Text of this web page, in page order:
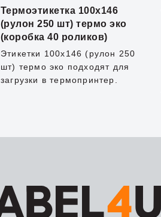
Термоэтикетка 100x146
(рулон 250 шт) термо эко
(коробка 40 роликов)
Этикетки 100x146 (рулон 250
шт) термо эко подходят для
загрузки в термопринтер.